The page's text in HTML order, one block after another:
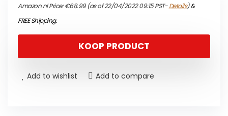
Amazon.nl Price:€68.99(as of 22/04/2022 09:15 PST-Details)&
FREE Shipping.
KOOP PRODUCT
Add to wishlist Add to compare